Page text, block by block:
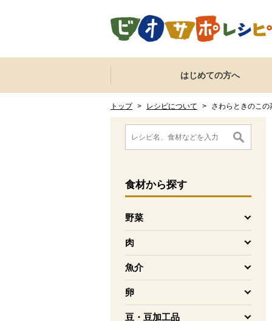
ここからサイト内共通メニューです。
サイト内共通メニューをスキップする
はじめての方へ
トップ > レシピについて > さわらときのこの
ここから消費材検索メニューです。
食材から探す
野菜
を開く
肉
を開く
魚介
を開く
卵
を開く
豆・豆加工品
消費材検索メニューここまで。
ここから本文です。